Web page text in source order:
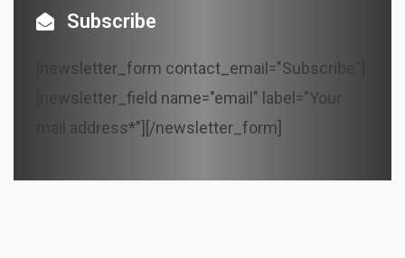
Subscribe
[newsletter_form contact_email="Subscribe"]
[newsletter_field name="email" label="Your
mail address*"][/newsletter_form]